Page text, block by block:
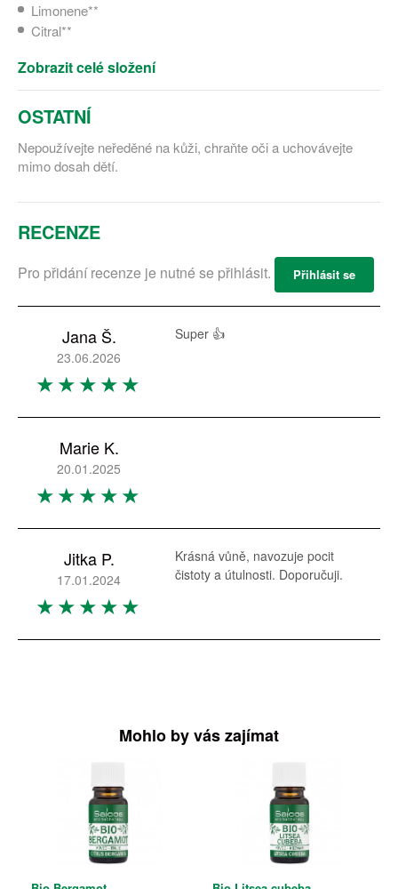
Limonene**
Citral**
Zobrazit celé složení
OSTATNÍ
Nepoužívejte neředěné na kůži, chraňte oči a uchovávejte
mimo dosah dětí.
RECENZE
Pro přidání recenze je nutné se přihlásit. Přihlásit se
Jana Š.
23.06.2026
Super 👍
Marie K.
20.01.2025
Jitka P.
17.01.2024
Krásná vůně, navozuje pocit
čistoty a útulnosti. Doporučuji.
Mohlo by vás zajímat